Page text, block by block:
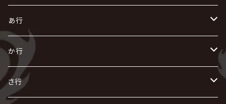
あ行
あ
R指定
い
か行
か
さ行